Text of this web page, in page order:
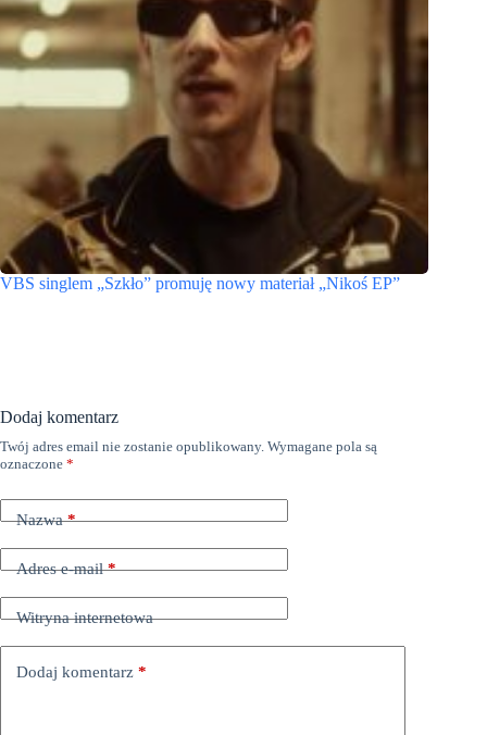
VBS singlem „Szkło” promuję nowy materiał „Nikoś EP”
Dodaj komentarz
Twój adres email nie zostanie opublikowany. Wymagane pola są
oznaczone *
Nazwa*
Adres e-mail*
Witryna internetowa
Dodaj komentarz *